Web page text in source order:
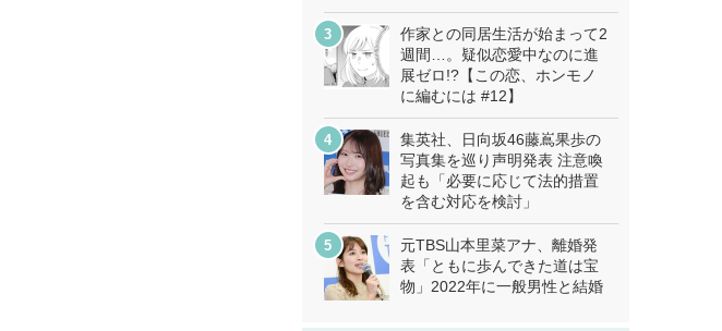
作家との同居生活が始まって2
週間…。疑似恋愛中なのに進
展ゼロ!?【この恋、ホンモノ
に編むには #12】
集英社、日向坂46藤嶌果歩の
写真集を巡り声明発表 注意喚
起も「必要に応じて法的措置
を含む対応を検討」
元TBS山本里菜アナ、離婚発
表「ともに歩んできた道は宝
物」2022年に一般男性と結婚